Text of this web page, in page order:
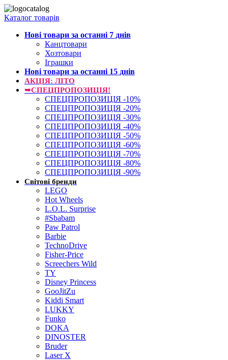
Каталог товарів
Нові товари за останнi 7 днiв
Канцтовари
Хозтовари
Іграшки
Нові товари за останнi 15 днiв
АКЦІЯ: ЛІТО
➥СПЕЦПРОПОЗИЦІЯ!
СПЕЦПРОПОЗИЦІЯ -10%
СПЕЦПРОПОЗИЦІЯ -20%
СПЕЦПРОПОЗИЦІЯ -30%
СПЕЦПРОПОЗИЦІЯ -40%
СПЕЦПРОПОЗИЦІЯ -50%
СПЕЦПРОПОЗИЦІЯ -60%
СПЕЦПРОПОЗИЦІЯ -70%
СПЕЦПРОПОЗИЦІЯ -80%
СПЕЦПРОПОЗИЦІЯ -90%
Світові бренди
LEGO
Hot Wheels
L.O.L. Surprise
#Sbabam
Paw Patrol
Barbie
TechnoDrive
Fisher-Price
Screechers Wild
TY
Disney Princess
GooJitZu
Kiddi Smart
LUKKY
Funko
DOKA
DINOSTER
Bruder
Laser X